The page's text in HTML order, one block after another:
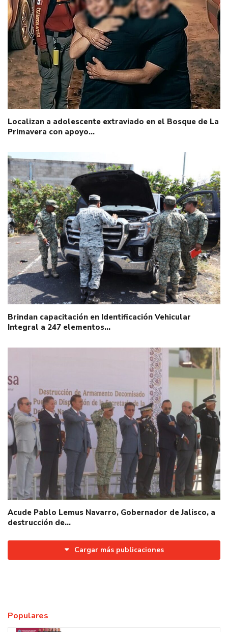
Localizan a adolescente extraviado en el Bosque de La
Primavera con apoyo…
Brindan capacitación en Identificación Vehicular
Integral a 247 elementos…
Acude Pablo Lemus Navarro, Gobernador de Jalisco, a
destrucción de…
Cargar más publicaciones
Populares